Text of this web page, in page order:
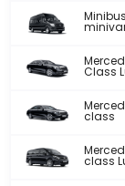
Class
class
class